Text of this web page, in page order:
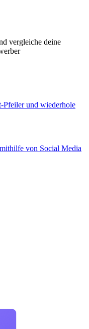
vergleiche deine
Pfeiler und wiederhole
von Social Media